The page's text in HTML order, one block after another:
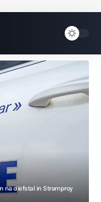
na diefstal in Stramproy